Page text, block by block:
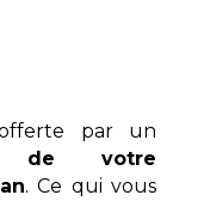
par un
de votre
. Ce qui vous